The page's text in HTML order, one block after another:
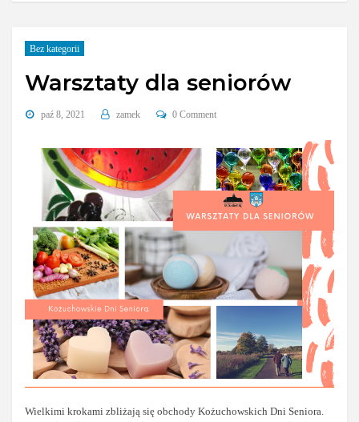
Bez kategorii
Warsztaty dla seniorów
paź 8, 2021 zamek 0 Comment
Wielkimi krokami zbliżają się obchody Kożuchowskich Dni Seniora.